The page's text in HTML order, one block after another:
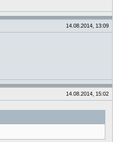
14.08.2014, 13:09
14.08.2014, 15:02